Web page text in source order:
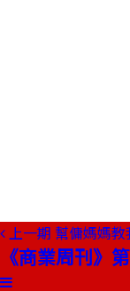
上一期 幫傭媽媽
《商業周刊》